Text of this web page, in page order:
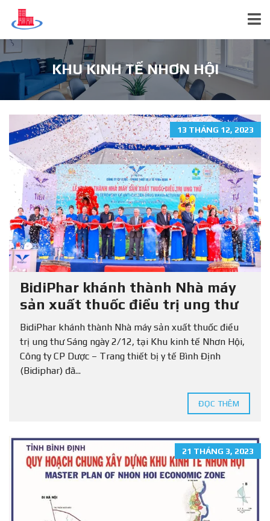
KHU KINH TẾ NHƠN HỘI
13 THÁNG 12, 2023
BidiPhar khánh thành Nhà máy
sản xuất thuốc điều trị ung thư
BidiPhar khánh thành Nhà máy sản xuất thuốc điều
trị ung thư Sáng ngày 2/12, tại Khu kinh tế Nhơn Hội,
Công ty CP Dược – Trang thiết bị y tế Bình Định
(Bidiphar) đã...
ĐỌC THÊM
21 THÁNG 3, 2023